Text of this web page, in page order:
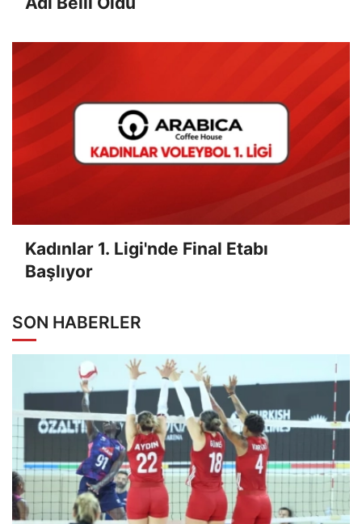
Kadınlar 1. Ligi'nde Final Etabı
Başlıyor
SON HABERLER